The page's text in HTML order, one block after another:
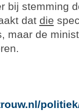
bij stemming
dat die
maar de